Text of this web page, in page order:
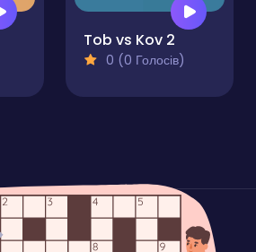
Tob vs Kov 2
0 (0 Голосів)